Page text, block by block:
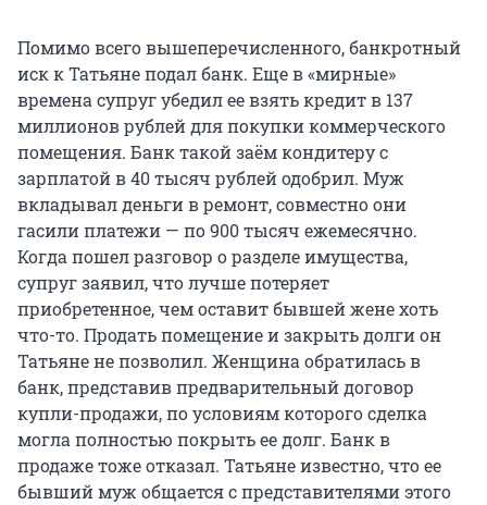
Помимо всего вышеперечисленного, банкротный
иск к Татьяне подал банк. Еще в «мирные»
времена супруг убедил ее взять кредит в 137
миллионов рублей для покупки коммерческого
помещения. Банк такой заём кондитеру с
зарплатой в 40 тысяч рублей одобрил. Муж
вкладывал деньги в ремонт, совместно они
гасили платежи — по 900 тысяч ежемесячно.
Когда пошел разговор о разделе имущества,
супруг заявил, что лучше потеряет
приобретенное, чем оставит бывшей жене хоть
что-то. Продать помещение и закрыть долги он
Татьяне не позволил. Женщина обратилась в
банк, представив предварительный договор
купли-продажи, по условиям которого сделка
могла полностью покрыть ее долг. Банк в
продаже тоже отказал. Татьяне известно, что ее
бывший муж общается с представителями этого